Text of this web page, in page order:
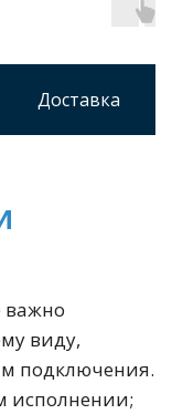
Доставка
важно
виду,
подключения.
исполнении;